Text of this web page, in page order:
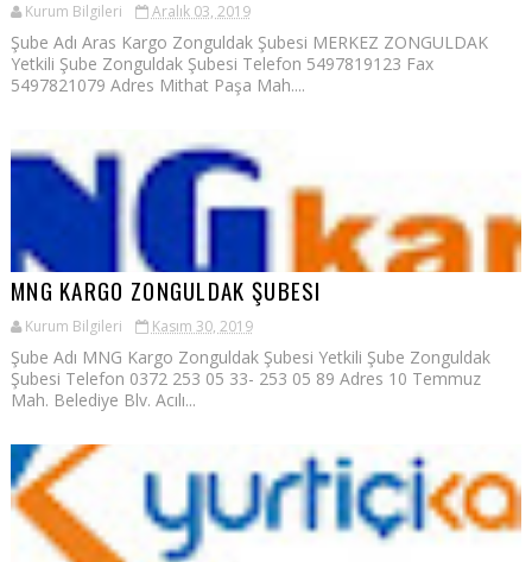
Kurum Bilgileri Aralık 03, 2019
Şube Adı Aras Kargo Zonguldak Şubesi MERKEZ ZONGULDAK
Yetkili Şube Zonguldak Şubesi Telefon 5497819123 Fax
5497821079 Adres Mithat Paşa Mah....
MNG KARGO ZONGULDAK ŞUBESI
Kurum Bilgileri Kasım 30, 2019
Şube Adı MNG Kargo Zonguldak Şubesi Yetkili Şube Zonguldak
Şubesi Telefon 0372 253 05 33- 253 05 89 Adres 10 Temmuz
Mah. Belediye Blv. Acılı...